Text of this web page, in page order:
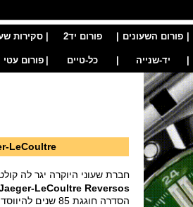
פורום השעונים פורום יד2 סקירות
יד-שנייה כל-טיים פורום עטי
LeCoultre
חברת שעוני היוקרה יגר לה קולטורה
LeCoultre Reversos
הסדרה חוגגת 85 שנים להיווסדה בשלוש סדרות: